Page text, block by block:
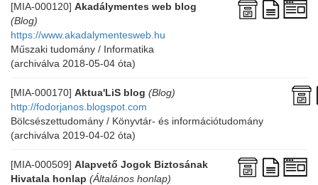
[MIA-000120] Akadálymentes web blog
(Blog)
https://www.akadalymentesweb.hu
Műszaki tudomány / Informatika
(archiválva 2018-05-04 óta)
[MIA-000170] Aktua'LiS blog (Blog)
http://fodorjanos.blogspot.com
Bölcsészettudomány / Könyvtár- és információtudomány
(archiválva 2019-04-02 óta)
[MIA-000509] Alapvető Jogok Biztosának
Hivatala honlap (Általános honlap)